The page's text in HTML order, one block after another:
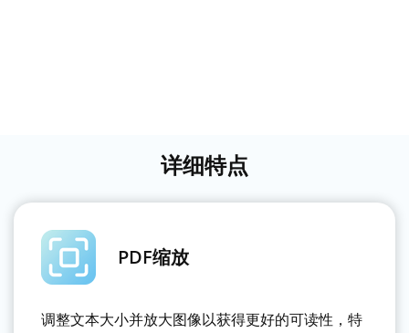
详细特点
PDF缩放
调整文本大小并放大图像以获得更好的可读性，特